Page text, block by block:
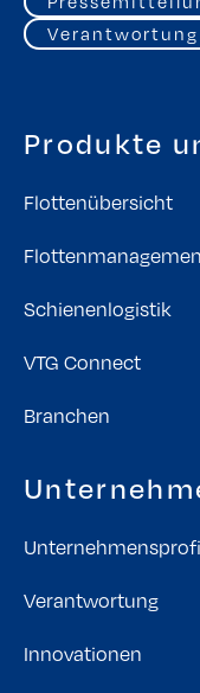
Verantwortung
Produkte
Flottenübersicht
Schienenlogistik
VTG Connect
Branchen
Verantwortung
Innovationen